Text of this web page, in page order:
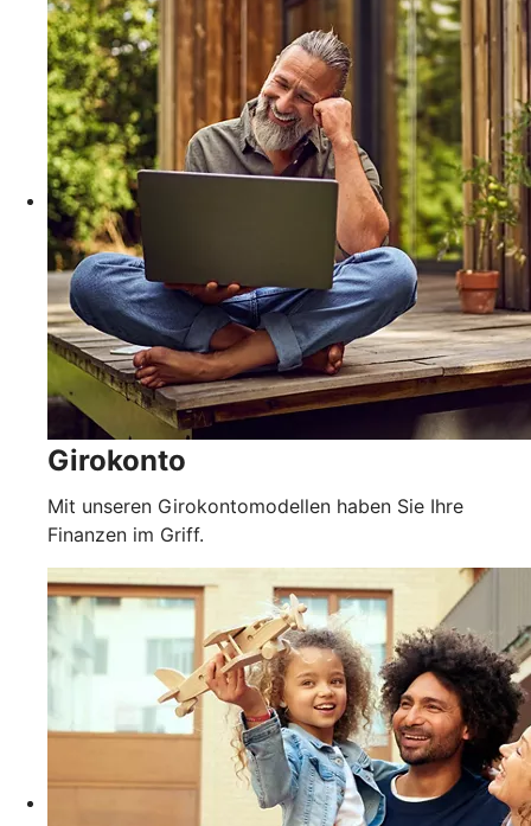
Girokonto
Mit unseren Girokontomodellen haben Sie Ihre
Finanzen im Griff.